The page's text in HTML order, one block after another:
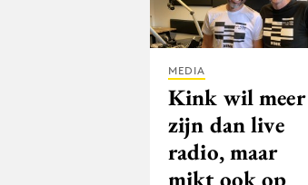
MEDIA
Kink wil meer
zijn dan live
radio, maar
mikt ook op